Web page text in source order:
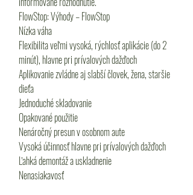
FlowStop: Výhody – FlowStop
Nízka váha
Flexibilita veľmi vysoká, rýchlosť aplikácie (do 2
minút), hlavne pri prívalových dažďoch
Aplikovanie zvládne aj slabší človek, žena, staršie
dieťa
Jednoduché skladovanie
Opakované použitie
Nenáročný presun v osobnom aute
Vysoká účinnosť hlavne pri prívalových dažďoch
Ľahká demontáž a uskladnenie
Nenasiakavosť